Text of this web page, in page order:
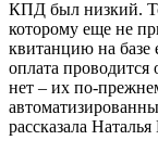
КПД был низкий.
которому еще не
квитанцию на базе
оплата проводится
нет – их по-
рассказала